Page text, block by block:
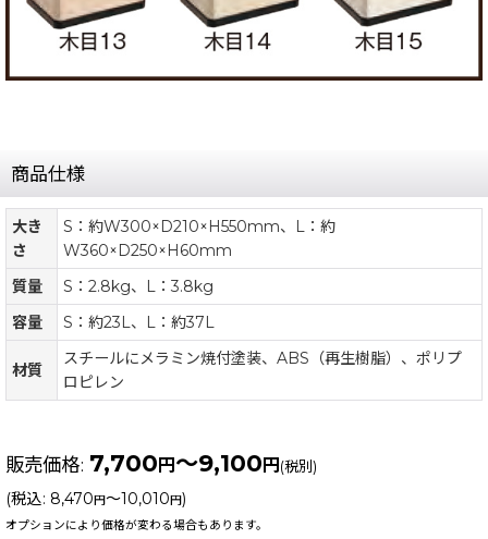
商品仕様
大き
さ
S：約W300×D210×H550mm、L：約
W360×D250×H60mm
質量
S：2.8kg、L：3.8kg
容量
S：約23L、L：約37L
材質
スチールにメラミン焼付塗装、ABS（再生樹脂）、ポリプ
ロピレン
販売価格: 7,700円～9,100円(税別)
(税込: 8,470円～10,010円)
オプションにより価格が変わる場合もあります。